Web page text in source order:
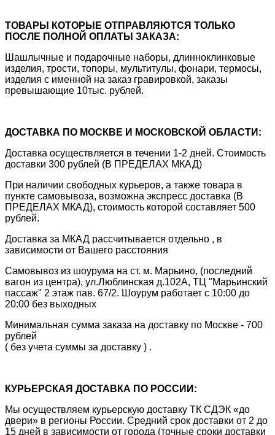
ТОВАРЫ КОТОРЫЕ ОТПРАВЛЯЮТСЯ ТОЛЬКО
ПОСЛЕ ПОЛНОЙ ОПЛАТЫ ЗАКАЗА:
Шашлычные и подарочные наборы, длинноклинковые
изделия, трости, топоры, мультитулы, фонари, термосы,
изделия с именной на заказ гравировкой, заказы
превышающие 10тыс. рублей.
ДОСТАВКА ПО МОСКВЕ И МОСКОВСКОЙ ОБЛАСТИ:
Доставка осуществляется в течении 1-2 дней. Стоимость
доставки 300 рублей (В ПРЕДЕЛАХ МКАД)
При наличии свободных курьеров, а также товара в
пункте самовывоза, возможна экспресс доставка (В
ПРЕДЕЛАХ МКАД), стоимость которой составляет 500
рублей.
Доставка за МКАД рассчитывается отдельно , в
зависимости от Вашего расстояния
Самовывоз из шоурума на ст. м. Марьино, (последний
вагон из центра), ул.Люблинская д.102А, ТЦ "Марьинский
пассаж" 2 этаж пав. 67/2. Шоурум работает с 10:00 до
20:00 без выходных
Минимальная сумма заказа на доставку по Москве - 700
рублей
( без учета суммы за доставку ) .
КУРЬЕРСКАЯ ДОСТАВКА ПО РОССИИ:
Мы осуществляем курьерскую доставку ТК СДЭК «до
двери» в регионы России. Средний срок доставки от 2 до
15 дней в зависимости от города (точные сроки доставки